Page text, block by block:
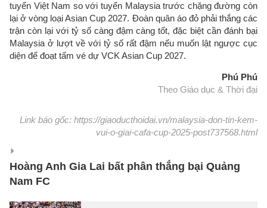
tuyển Việt Nam so với tuyển Malaysia trước chặng đường còn
lại ở vòng loại Asian Cup 2027. Đoàn quân áo đỏ phải thắng các
trận còn lại với tỷ số càng đậm càng tốt, đặc biệt cần đánh bại
Malaysia ở lượt về với tỷ số rất đậm nếu muốn lật ngược cục
diện để đoạt tấm vé dự VCK Asian Cup 2027.
Phú Phú
Theo Giáo dục & Thời đại
Link báo gốc: https://giaoducthoidai.vn/malaysia-don-tin-kem-
vui-o-giai-cafa-cup-2025-post737568.html
Hoàng Anh Gia Lai bất phân thắng bại Quảng
Nam FC